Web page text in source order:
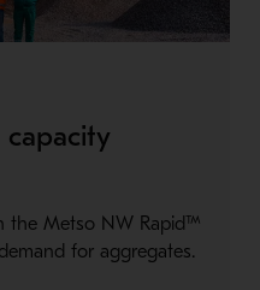
the Metso NW Rapid™
for aggregates.